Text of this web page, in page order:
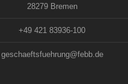
28279 Bremen
+49 421 83936-100
geschaeftsfuehrung@febb.de